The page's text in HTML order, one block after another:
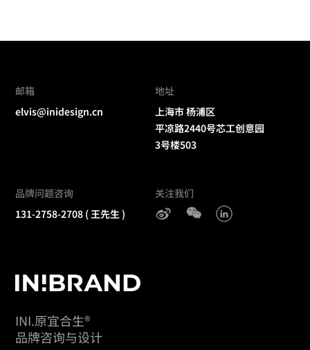
INI.原宜合生®
品牌咨询与设计
邮箱
elvis@inidesign.cn
地址
上海市 杨浦区
平凉路2440号芯工创意园
3号楼503
品牌问题咨询
131-2758-2708 ( 王先生 )
关注我们